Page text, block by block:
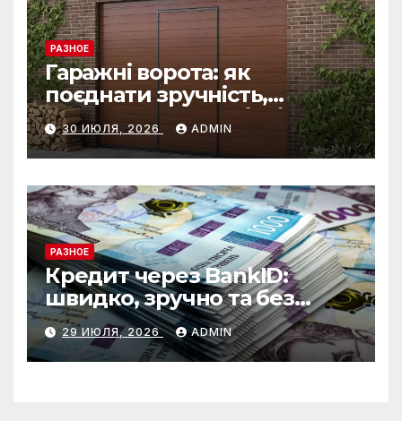
РАЗНОЕ
Гаражні ворота: як
поєднати зручність,
безпеку та довговічність
30 ИЮЛЯ, 2026 ADMIN
РАЗНОЕ
Кредит через BankID:
швидко, зручно та без
зайвих формальностей
29 ИЮЛЯ, 2026 ADMIN